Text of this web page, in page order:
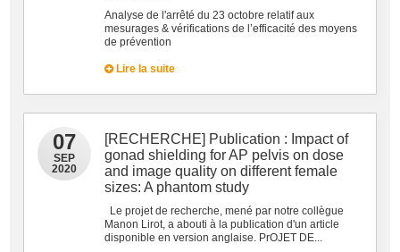
Analyse de l'arrêté du 23 octobre relatif aux
mesurages & vérifications de l’efficacité des moyens
de prévention
Lire la suite
07
SEP
2020
[RECHERCHE] Publication : Impact of
gonad shielding for AP pelvis on dose
and image quality on different female
sizes: A phantom study
Le projet de recherche, mené par notre collègue
Manon Lirot, a abouti à la publication d'un article
disponible en version anglaise. PrOJET DE...